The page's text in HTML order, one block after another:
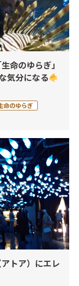
命のゆらぎ」
気分になる
命のゆらぎ
トア）にエレ